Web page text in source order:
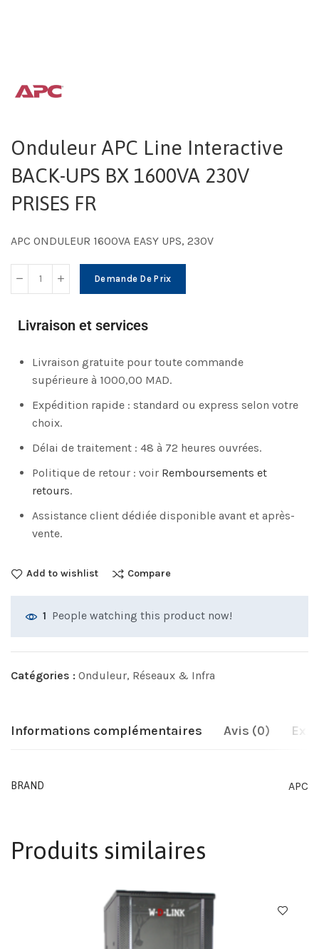
Onduleur APC Line Interactive
BACK-UPS BX 1600VA 230V
PRISES FR
APC ONDULEUR 1600VA EASY UPS, 230V
Demande De Prix
Livraison et services
Livraison gratuite pour toute commande
supérieure à 1000,00 MAD.
Expédition rapide : standard ou express selon votre
choix.
Délai de traitement : 48 à 72 heures ouvrées.
Politique de retour : voir Remboursements et
retours.
Assistance client dédiée disponible avant et après-
vente.
Add to wishlist Compare
1 People watching this product now!
Catégories : Onduleur, Réseaux & Infra
Informations complémentaires Avis (0)
BRAND APC
Produits similaires